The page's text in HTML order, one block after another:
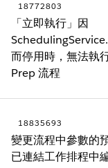
18772803
「立即執行」因
而停用時，無法執
Prep 流程
18835693
變更流程中參數的
已連結工作排程中